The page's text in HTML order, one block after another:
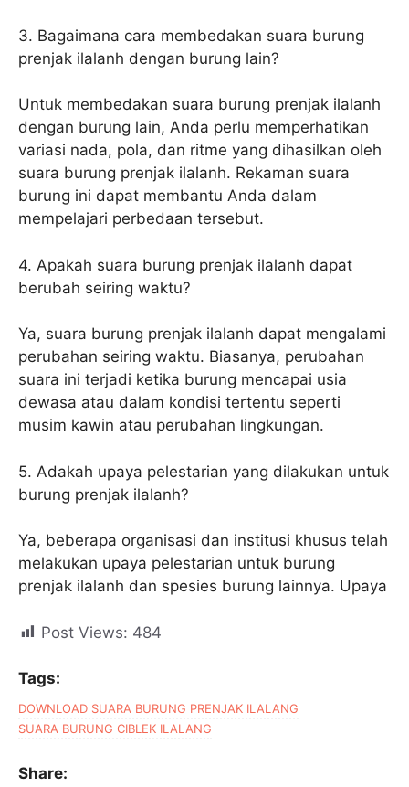
3. Bagaimana cara membedakan suara burung
prenjak ilalanh dengan burung lain?
Untuk membedakan suara burung prenjak ilalanh
dengan burung lain, Anda perlu memperhatikan
variasi nada, pola, dan ritme yang dihasilkan oleh
suara burung prenjak ilalanh. Rekaman suara
burung ini dapat membantu Anda dalam
mempelajari perbedaan tersebut.
4. Apakah suara burung prenjak ilalanh dapat
berubah seiring waktu?
Ya, suara burung prenjak ilalanh dapat mengalami
perubahan seiring waktu. Biasanya, perubahan
suara ini terjadi ketika burung mencapai usia
dewasa atau dalam kondisi tertentu seperti
musim kawin atau perubahan lingkungan.
5. Adakah upaya pelestarian yang dilakukan untuk
burung prenjak ilalanh?
Ya, beberapa organisasi dan institusi khusus telah
melakukan upaya pelestarian untuk burung
prenjak ilalanh dan spesies burung lainnya. Upaya
Post Views: 484
Tags:
DOWNLOAD SUARA BURUNG PRENJAK ILALANG
SUARA BURUNG CIBLEK ILALANG
Share: